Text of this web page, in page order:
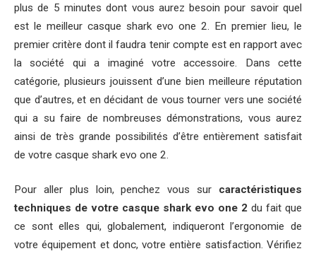
plus de 5 minutes dont vous aurez besoin pour savoir quel
est le meilleur casque shark evo one 2. En premier lieu, le
premier critère dont il faudra tenir compte est en rapport avec
la société qui a imaginé votre accessoire. Dans cette
catégorie, plusieurs jouissent d’une bien meilleure réputation
que d’autres, et en décidant de vous tourner vers une société
qui a su faire de nombreuses démonstrations, vous aurez
ainsi de très grande possibilités d’être entièrement satisfait
de votre casque shark evo one 2.
Pour aller plus loin, penchez vous sur caractéristiques
techniques de votre casque shark evo one 2 du fait que
ce sont elles qui, globalement, indiqueront l’ergonomie de
votre équipement et donc, votre entière satisfaction. Vérifiez